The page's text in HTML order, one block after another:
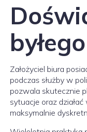
Założyciel biura
podczas służby w
pozwala skutecznie
sytuacje oraz
maksymalnie